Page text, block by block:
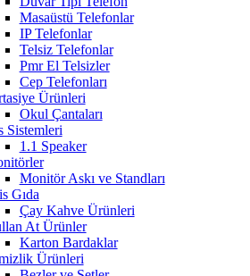
Masaüstü Telefonlar
IP Telefonlar
Telsiz Telefonlar
Pmr El Telsizler
Cep Telefonları
Ürünleri
Okul Çantaları
Sistemleri
1.1 Speaker
Monitör Askı ve Standları
Gıda
Çay Kahve Ürünleri
At Ürünler
Karton Bardaklar
Ürünleri